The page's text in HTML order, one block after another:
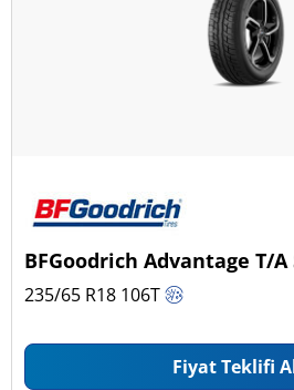
BFGoodrich Advantage T/A
235/65 R18 106T
Fiyat Teklifi